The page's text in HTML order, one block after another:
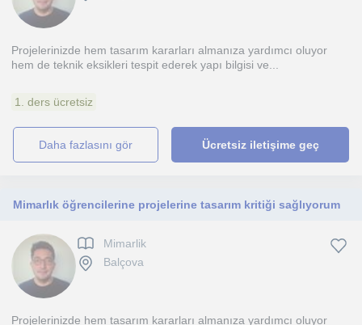
Projelerinizde hem tasarım kararları almanıza yardımcı oluyor
hem de teknik eksikleri tespit ederek yapı bilgisi ve...
1. ders ücretsiz
daha fazlasını gör Ücretsiz iletişime geç
Mimarlık öğrencilerine projelerine tasarım kritiği sağlıyorum
Mimarlik
Balçova
Projelerinizde hem tasarım kararları almanıza yardımcı oluyor